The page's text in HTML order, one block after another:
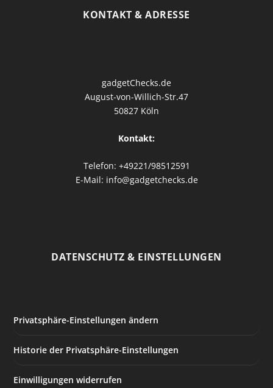
KONTAKT & ADRESSE
gadgetChecks.de
August-von-Willich-Str.47
50827 Köln
Kontakt:
Telefon: +49221/98512591
E-Mail: info@gadgetchecks.de
DATENSCHUTZ & EINSTELLUNGEN
Privatsphäre-Einstellungen ändern
Historie der Privatsphäre-Einstellungen
Einwilligungen widerrufen